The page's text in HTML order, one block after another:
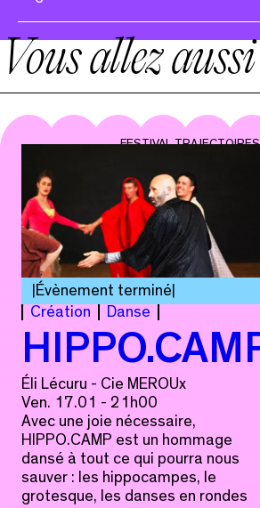
Vous allez
FESTIVAL TRAJECTOIRES
Évènement terminé
Création
Danse
Éli Lécuru - Cie MEROUx
Ven. 17.01 - 21h00
Avec une joie nécessaire,
HIPPO.CAMP est un hommage
dansé à tout ce qui pourra nous
sauver : les hippocampes, le
grotesque, les danses en rondes